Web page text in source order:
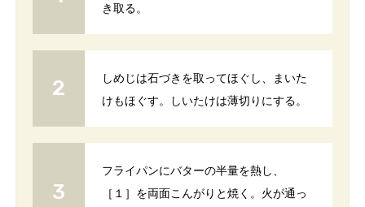
き取る。
しめじは石づきを取ってほぐし、まいた
けもほぐす。しいたけは薄切りにする。
フライパンにバターの半量を熱し、
［１］を両面こんがりと焼く。火が通っ